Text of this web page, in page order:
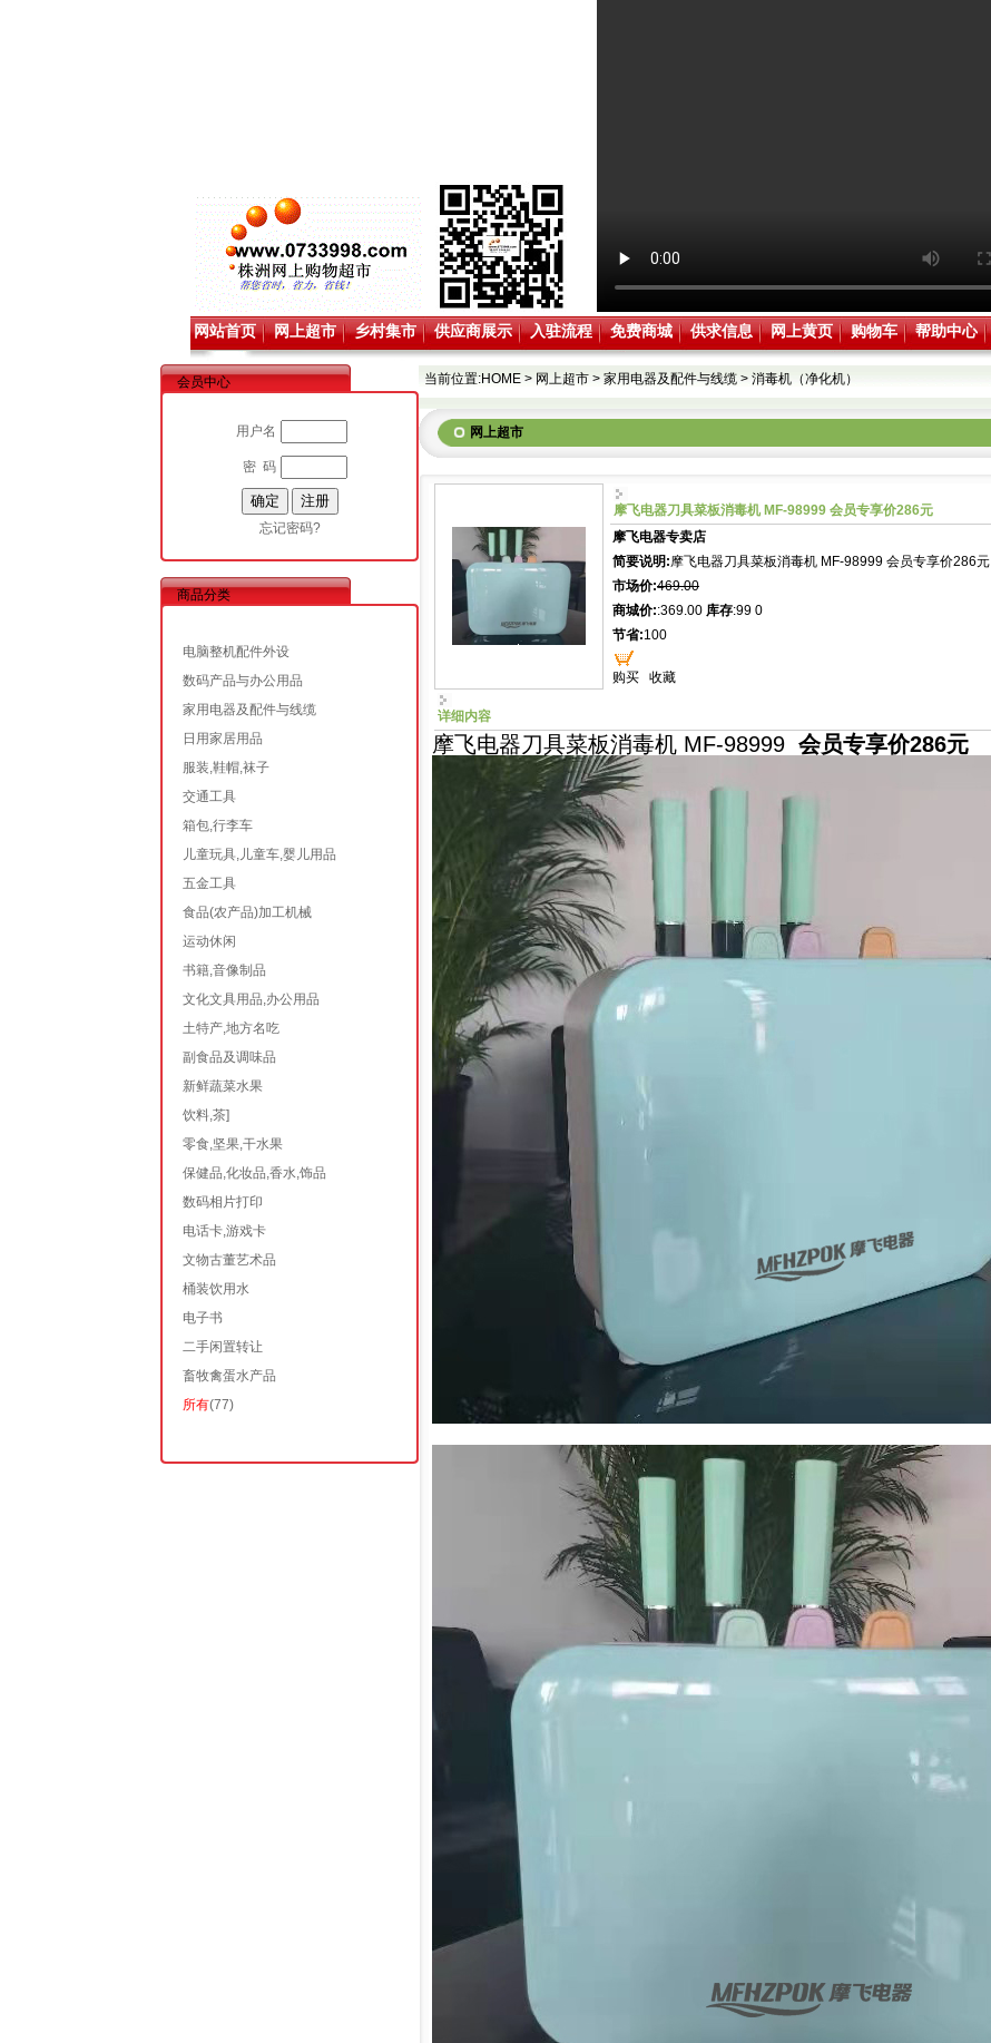
网站首页 网上超市 乡村集市 供应商展示 入驻流程 免费商城 供求信息 网上黄页 购物车 帮助中心
会员中心
用户名
密 码
忘记密码?
商品分类
电脑整机配件外设
数码产品与办公用品
家用电器及配件与线缆
日用家居用品
服装,鞋帽,袜子
交通工具
箱包,行李车
儿童玩具,儿童车,婴儿用品
五金工具
食品(农产品)加工机械
运动休闲
书籍,音像制品
文化文具用品,办公用品
土特产,地方名吃
副食品及调味品
新鲜蔬菜水果
饮料,茶]
零食,坚果,干水果
保健品,化妆品,香水,饰品
数码相片打印
电话卡,游戏卡
文物古董艺术品
桶装饮用水
电子书
二手闲置转让
畜牧禽蛋水产品
所有(77)
当前位置:HOME > 网上超市 > 家用电器及配件与线缆 > 消毒机（净化机）
网上超市
摩飞电器刀具菜板消毒机 MF-98999 会员专享价286元
摩飞电器专卖店
简要说明:摩飞电器刀具菜板消毒机 MF-98999 会员专享价286元
市场价:469.00
商城价::369.00 库存:99 0
节省:100
购买 收藏
详细内容
摩飞电器刀具菜板消毒机 MF-98999 会员专享价286元